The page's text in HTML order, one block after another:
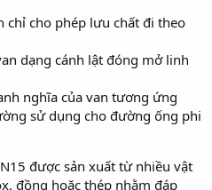
chỉ cho phép lưu chất đi theo
dạng cánh lật đóng mở linh
nghĩa của van tương ứng
sử dụng cho đường ống phi
được sản xuất từ nhiều vật
đồng hoặc thép nhằm đáp